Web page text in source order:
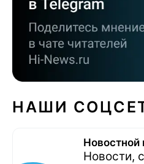
НАШИ
Новостной
Новости,